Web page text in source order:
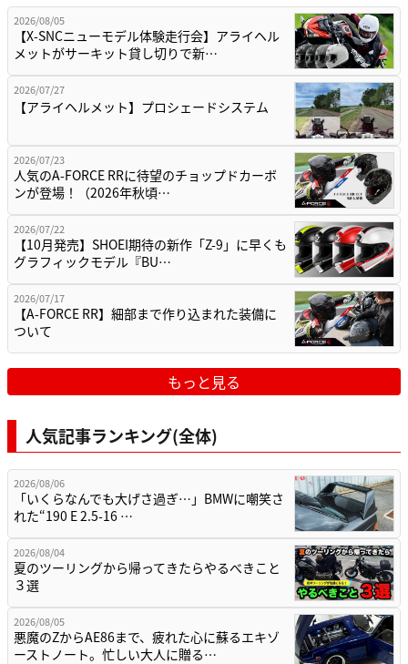
2026/08/05
【X-SNCニューモデル体験走行会】アライヘル
メットがサーキット貸し切りで新…
2026/07/27
【アライヘルメット】プロシェードシステム
2026/07/23
人気のA-FORCE RRに待望のチョップドカーボ
ンが登場！（2026年秋頃…
2026/07/22
【10月発売】SHOEI期待の新作「Z-9」に早くも
グラフィックモデル『BU…
2026/07/17
【A-FORCE RR】細部まで作り込まれた装備に
ついて
もっと見る
人気記事ランキング(全体)
2026/08/06
「いくらなんでも大げさ過ぎ…」BMWに嘲笑さ
れた“190 E 2.5-16 …
2026/08/04
夏のツーリングから帰ってきたらやるべきこと
３選
2026/08/05
悪魔のZからAE86まで、疲れた心に蘇るエキゾ
ーストノート。忙しい大人に贈る…